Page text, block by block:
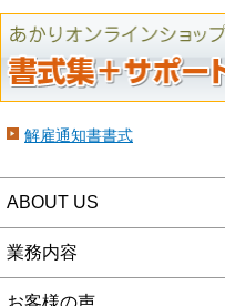
解雇通知書書式
ABOUT US
業務内容
お客様の声